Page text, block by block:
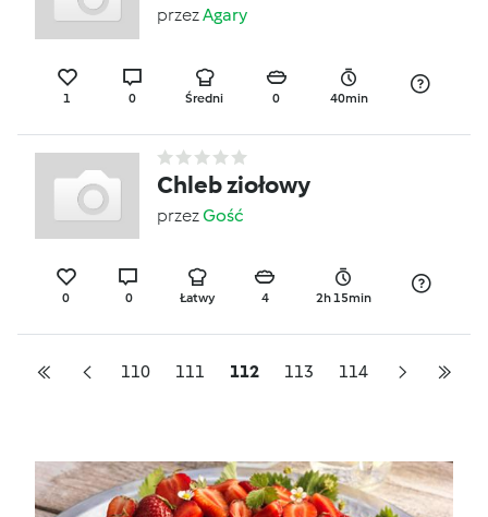
przezAgary
1 0 Średni 0 40min
Chleb ziołowy
przezGość
0 0 Łatwy 4 2h 15min
110 111 112 113 114